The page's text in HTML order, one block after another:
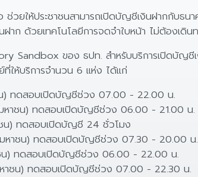
วยให้ประชาชนสามารถเปิดบัญชีเงินฝากกับธน
าก ด้วยเทคโนโลยีการจดจำใบหน้า ไม่ต้องเดิ
Sandbox ของ ธปท. สำหรับบริการเปิดบัญ
ให้บริการจำนวน 6 แห่ง ได้แก่
น) ทดสอบเปิดบัญชีช่วง 07.00 - 22.00 น.
หาชน) ทดสอบเปิดบัญชีช่วง 06.00 - 21.00 น.
น) ทดสอบเปิดบัญชี 24 ชั่วโมง
มหาชน) ทดสอบเปิดบัญชีช่วง 07.30 - 20.00 น.
น) ทดสอบเปิดบัญชีช่วง 06.00 - 22.00 น.
าชน) ทดสอบเปิดบัญชีช่วง 07.00 - 22.30 น.